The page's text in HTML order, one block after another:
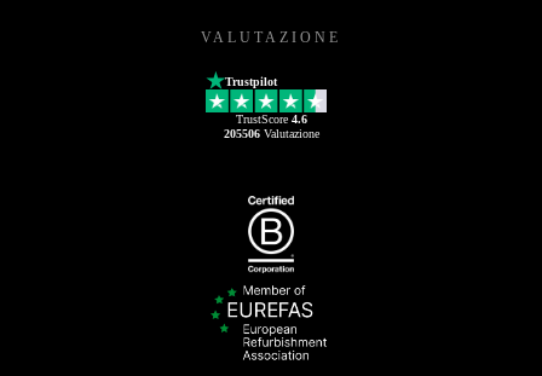
VALUTAZIONE
Trustpilot
TrustScore 4.6
205506Valutazione